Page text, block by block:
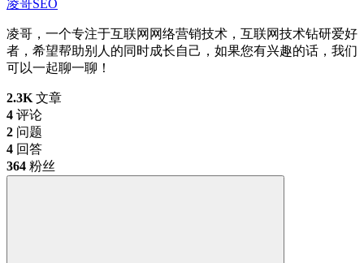
凌哥SEO
凌哥，一个专注于互联网网络营销技术，互联网技术钻研爱好
者，希望帮助别人的同时成长自己，如果您有兴趣的话，我们
可以一起聊一聊！
2.3K 文章
4 评论
2 问题
4 回答
364 粉丝